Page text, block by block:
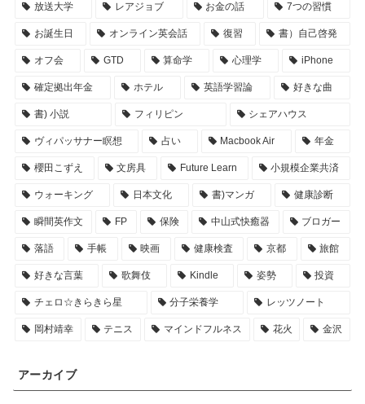
放送大学 レアジョブ お金の話 7つの習慣
お誕生日 オンライン英会話 復習 書）自己啓発
オフ会 GTD 算命学 心理学 iPhone
確定拠出年金 ホテル 英語学習論 好きな曲
書) 小説 フィリピン シェアハウス
ヴィパッサナー瞑想 占い Macbook Air 年金
櫻田こずえ 文房具 Future Learn 小規模企業共済
ウォーキング 日本文化 書)マンガ 健康診断
瞬間英作文 FP 保険 中山式快癒器 ブロガー
落語 手帳 映画 健康検査 京都 旅館
好きな言葉 歌舞伎 Kindle 姿勢 投資
チェロ☆きらきら星 分子栄養学 レッツノート
岡村靖幸 テニス マインドフルネス 花火 金沢
アーカイブ